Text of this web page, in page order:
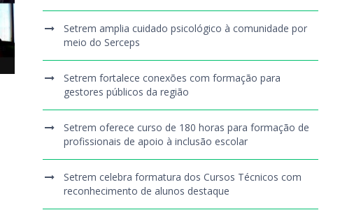
Setrem amplia cuidado psicológico à comunidade por
meio do Serceps
Setrem fortalece conexões com formação para
gestores públicos da região
Setrem oferece curso de 180 horas para formação de
profissionais de apoio à inclusão escolar
Setrem celebra formatura dos Cursos Técnicos com
reconhecimento de alunos destaque